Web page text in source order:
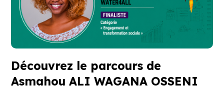
Découvrez le parcours de
Asmahou ALI WAGANA OSSENI